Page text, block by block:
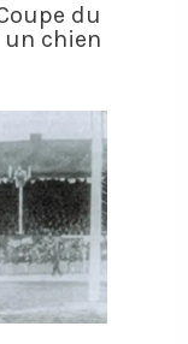
du
un chien